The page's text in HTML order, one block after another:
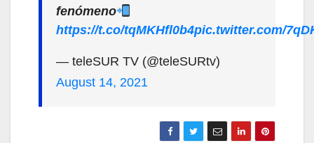
fenómeno
https://t.co/tqMKHfl0b4pic.twitter.com/
— teleSUR TV (@teleSURtv)
August 14, 2021